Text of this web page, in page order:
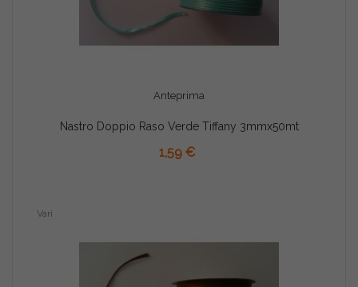
Anteprima
Nastro Doppio Raso Verde Tiffany 3mmx50mt
1,59 €
Vari